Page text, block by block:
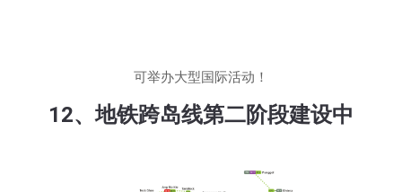
可举办大型国际活动！
12、地铁跨岛线第二阶段建设中